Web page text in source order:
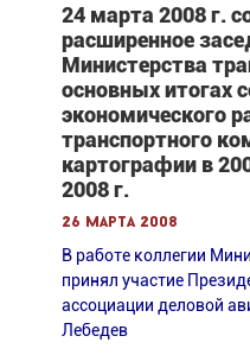
24 марта 2008 г.
расширенное
Министерства
основных итогах
экономического
транспортного
картографии в
2008 г.
26 марта 2008
В работе коллегии
принял участие
ассоциации деловой
Лебедев